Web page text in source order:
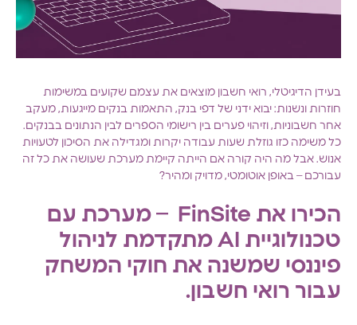
בעידן הדיגיטלי, רואי חשבון מוצאים את עצמם שקועים במשימות
חוזרות ונשנות: יבוא ידני של דפי בנק, התאמות בנקים מייגעות, מעקב
אחר חשבוניות, וזיהוי פערים בין רישומי הספרים לבין הנתונים בבנקים.
כל משימה כזו גוזלת שעות עבודה יקרות ומגדילה את הסיכון לטעויות
אנוש. אבל מה היה קורה אם הייתה קיימת מערכת שעושה את כל זה
עבורכם – באופן אוטומטי, מדויק ומהיר?
הכירו את FinSite – מערכת עם
טכנולוגיית AI מתקדמת לניהול
פיננסי שמשנה את חוקי המשחק
עבור רואי חשבון.